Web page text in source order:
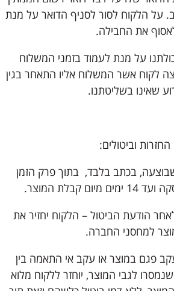
על הלקוח לסור לסניף הדואר על מנת
את החבילה.
על מנת לעמוד בזמני המשלוח
לקוח אשר המשלוח אליו התאחר בגין
שאינו בשליטתנו.
החזרות וביטולים:
בכתב בלבד, בתוך פרק הזמן
קבלת המוצר.
הודעת הביטול – הלקוח יחזיר את
למחסני החברה.
פגם במוצר או עקב אי התאמה בין
לגבי המוצר, יוחזר ללקוח מלוא